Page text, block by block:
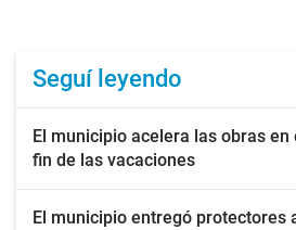
Seguí leyendo
El municipio acelera las obras en
fin de las vacaciones
El municipio entregó protectores